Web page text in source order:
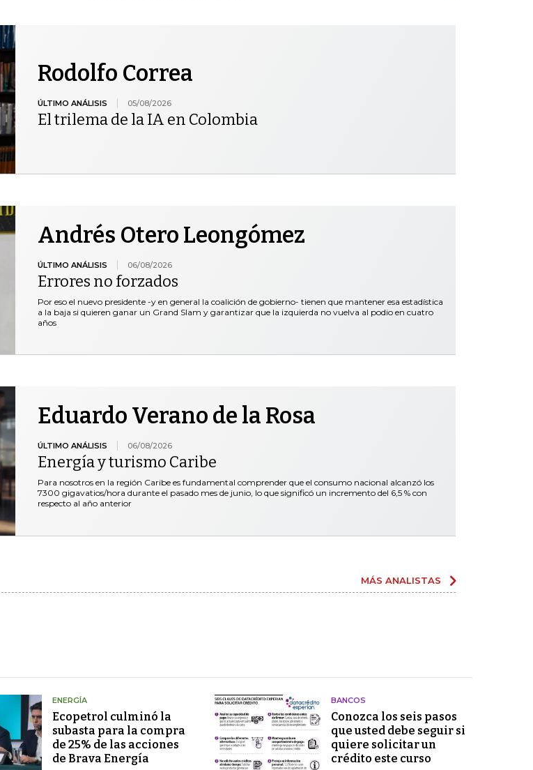
Rodolfo Correa
ÚLTIMO ANÁLISIS 05/08/2026
El trilema de la IA en Colombia
Andrés Otero Leongómez
ÚLTIMO ANÁLISIS 06/08/2026
Errores no forzados
Por eso el nuevo presidente -y en general la coalición de gobierno- tienen que mantener esa estadística
a la baja si quieren ganar un Grand Slam y garantizar que la izquierda no vuelva al podio en cuatro
años
Eduardo Verano de la Rosa
ÚLTIMO ANÁLISIS 06/08/2026
Energía y turismo Caribe
Para nosotros en la región Caribe es fundamental comprender que el consumo nacional alcanzó los
7300 gigavatios/hora durante el pasado mes de junio, lo que significó un incremento del 6,5 % con
respecto al año anterior
MÁS ANALISTAS
ENERGÍA
Ecopetrol culminó la
subasta para la compra
de 25% de las acciones
de Brava Energía
BANCOS
Conozca los seis pasos
que usted debe seguir si
quiere solicitar un
crédito este curso